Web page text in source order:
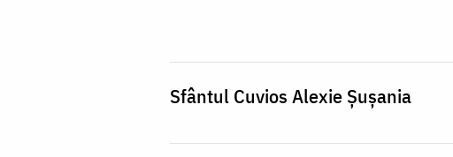
Sfântul Cuvios Alexie Șușania